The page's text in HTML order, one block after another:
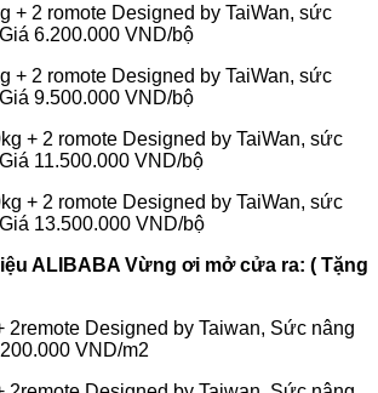
2 romote Designed by TaiWan, sức
6.200.000 VND/bộ
romote Designed by TaiWan, sức
9.500.000 VND/bộ
2 romote Designed by TaiWan, sức
11.500.000 VND/bộ
2 romote Designed by TaiWan, sức
13.500.000 VND/bộ
ALIBABA Vừng ơi mở cửa ra: ( Tặng
Designed by Taiwan, Sức nâng
VND/m2